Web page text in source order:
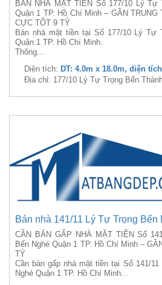
BÁN NHÀ MẶT TIỀN Số 177/10 Lý Tự
Quận 1 TP. Hồ Chí Minh – GẦN
CỰC TỐT 9 TỶ
Bán nhà mặt tiền tại Số 177/10 Lý Tự
Quận 1 TP. Hồ Chí Minh.
Thông...
Diện tích: DT: 4.0m x 18.0m, diện
Địa chỉ: 177/10 Lý Tự Trọng Bến
Bán nhà 141/11 Lý Tự Trọng Bến
CẦN BÁN GẤP NHÀ MẶT TIỀN Số
Bến Nghé Quận 1 TP. Hồ Chí Minh –
TỶ
Cần bán gấp nhà mặt tiền tại Số 141/
Nghé Quận 1 TP. Hồ Chí Minh...